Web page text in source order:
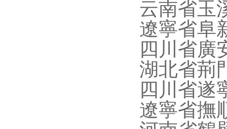
云南省玉
遼寧省阜
四川省廣
湖北省荊
四川省遂
遼寧省撫